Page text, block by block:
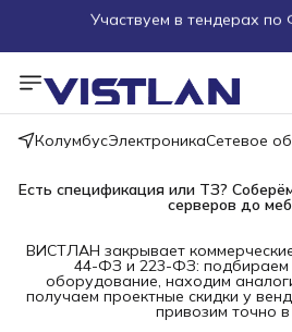
Пуско-наладочные
Пришлите запрос на e-
Более 100 000 позиций в
КолумбусЭлектроникаСетевое
Есть спецификация или ТЗ?
серверов до
ВИСТЛАН закрывает
44-ФЗ и 223-ФЗ: подбираем
оборудование, находим
получаем проектные скидки у
привозим точно в